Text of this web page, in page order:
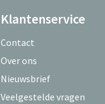
Klantenservice
Contact
Over ons
Nieuwsbrief
Veelgestelde vragen